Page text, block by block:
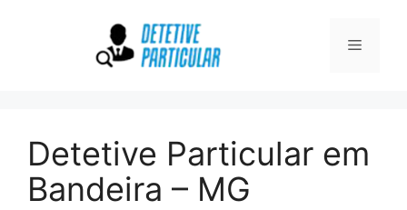
Menu
Detetive Particular em
Bandeira – MG